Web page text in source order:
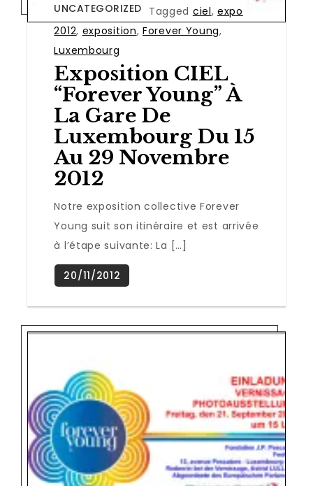
UNCATEGORIZED Tagged ciel,expo
2012, exposition,Forever Young,
Luxembourg
Exposition CIEL
“Forever Young” À
La Gare De
Luxembourg Du 15
Au 29 Novembre
2012
Notre exposition collective Forever
Young suit son itinéraire et est arrivée
à l’étape suivante: La […]